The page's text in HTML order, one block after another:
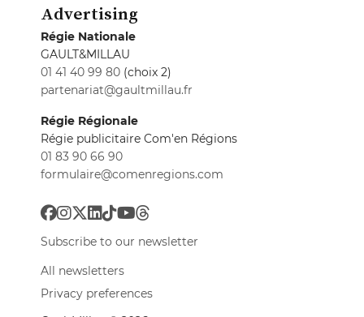
Advertising
Régie Nationale
GAULT&MILLAU
01 41 40 99 80 (choix 2)
partenariat@gaultmillau.fr
Régie Régionale
Régie publicitaire Com'en Régions
01 83 90 66 90
formulaire@comenregions.com
Subscribe to our newsletter
All newsletters
Privacy preferences